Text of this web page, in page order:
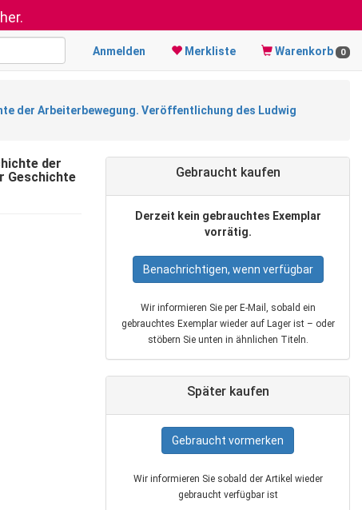
Anmelden Merkliste Warenkorb 0
der Arbeiterbewegung. Veröffentlichung des Ludwig
der
Geschichte
Gebraucht kaufen
Derzeit kein gebrauchtes Exemplar
vorrätig.
Benachrichtigen, wenn verfügbar
Wir informieren Sie per E‑Mail, sobald ein
gebrauchtes Exemplar wieder auf Lager ist – oder
stöbern Sie unten in ähnlichen Titeln.
Später kaufen
Gebraucht vormerken
Wir informieren Sie sobald der Artikel wieder
gebraucht verfügbar ist